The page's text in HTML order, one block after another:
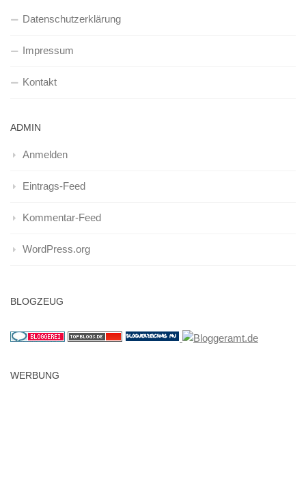
Datenschutzerklärung
Impressum
Kontakt
ADMIN
Anmelden
Eintrags-Feed
Kommentar-Feed
WordPress.org
BLOGZEUG
WERBUNG